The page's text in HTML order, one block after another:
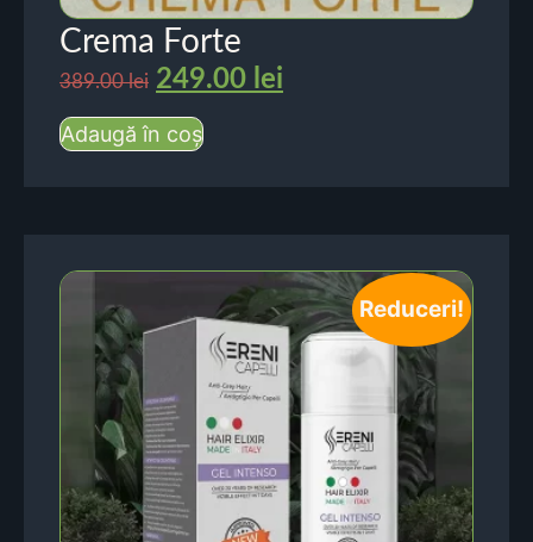
Crema Forte
389.00lei 249.00 lei
Adaugă în coș
Reduceri!